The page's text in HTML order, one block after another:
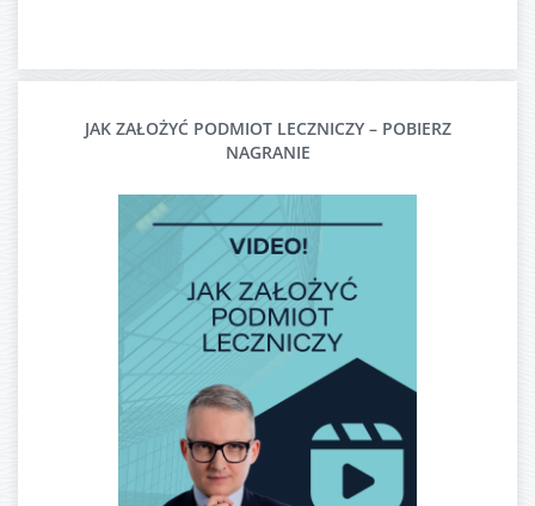
JAK ZAŁOŻYĆ PODMIOT LECZNICZY – POBIERZ
NAGRANIE